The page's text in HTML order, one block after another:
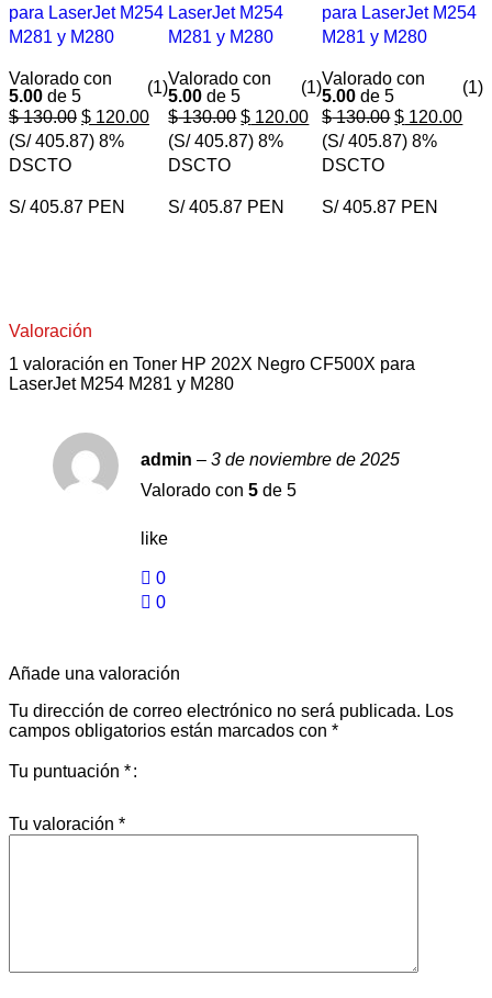
para LaserJet M254
M281 y M280
Valorado con
5.00 de 5
(1)
$130.00 $ 120.00
(S/ 405.87) 8%
DSCTO
S/ 405.87 PEN
LaserJet M254
M281 y M280
Valorado con
5.00 de 5
(1)
$130.00 $ 120.00
(S/ 405.87) 8%
DSCTO
S/ 405.87 PEN
para LaserJet M254
M281 y M280
Valorado con
5.00 de 5
(1)
$130.00 $ 120.00
(S/ 405.87) 8%
DSCTO
S/ 405.87 PEN
Valoración
1 valoración en Toner HP 202X Negro CF500X para
LaserJet M254 M281 y M280
admin – 3 de noviembre de 2025
Valorado con 5 de 5
like
0
0
Añade una valoración
Tu dirección de correo electrónico no será publicada. Los
campos obligatorios están marcados con *
Tu puntuación *
Tu valoración *